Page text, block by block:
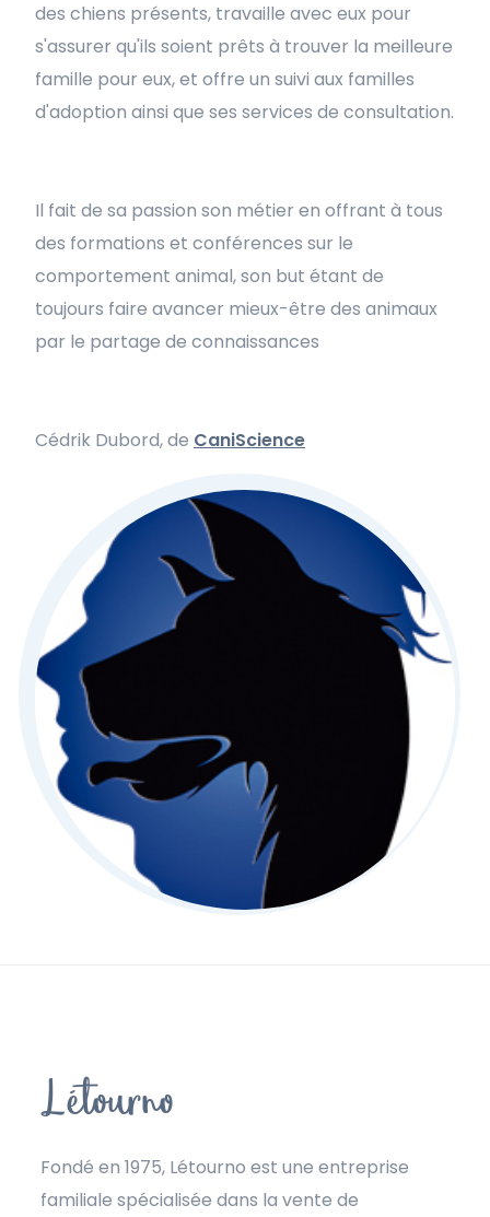
des chiens présents, travaille avec eux pour
s'assurer qu'ils soient prêts à trouver la meilleure
famille pour eux, et offre un suivi aux familles
d'adoption ainsi que ses services de consultation.
Il fait de sa passion son métier en offrant à tous
des formations et conférences sur le
comportement animal, son but étant de
toujours faire avancer mieux-être des animaux
par le partage de connaissances
Cédrik Dubord, de CaniScience
Létourno
Fondé en 1975, Létourno est une entreprise
familiale spécialisée dans la vente de